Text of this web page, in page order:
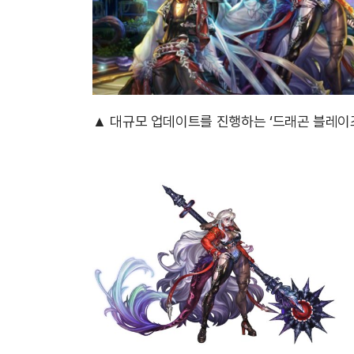
▲ 대규모 업데이트를 진행하는 ‘드래곤 블레이